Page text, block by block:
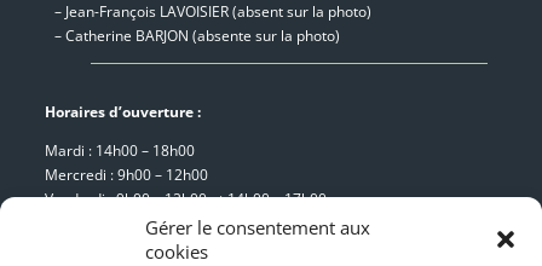
Gérer le consentement aux
cookies
– Jean-François LAVOISIER (absent sur la photo)
– Catherine BARJON (absente sur la photo)
Horaires d’ouverture :
Mardi : 14h00 – 18h00
Mercredi : 9h00 – 12h00
Vendredi : 9h00 – 12h00 et 14h00 – 17h00
Samedi : 9h00 – 12h00